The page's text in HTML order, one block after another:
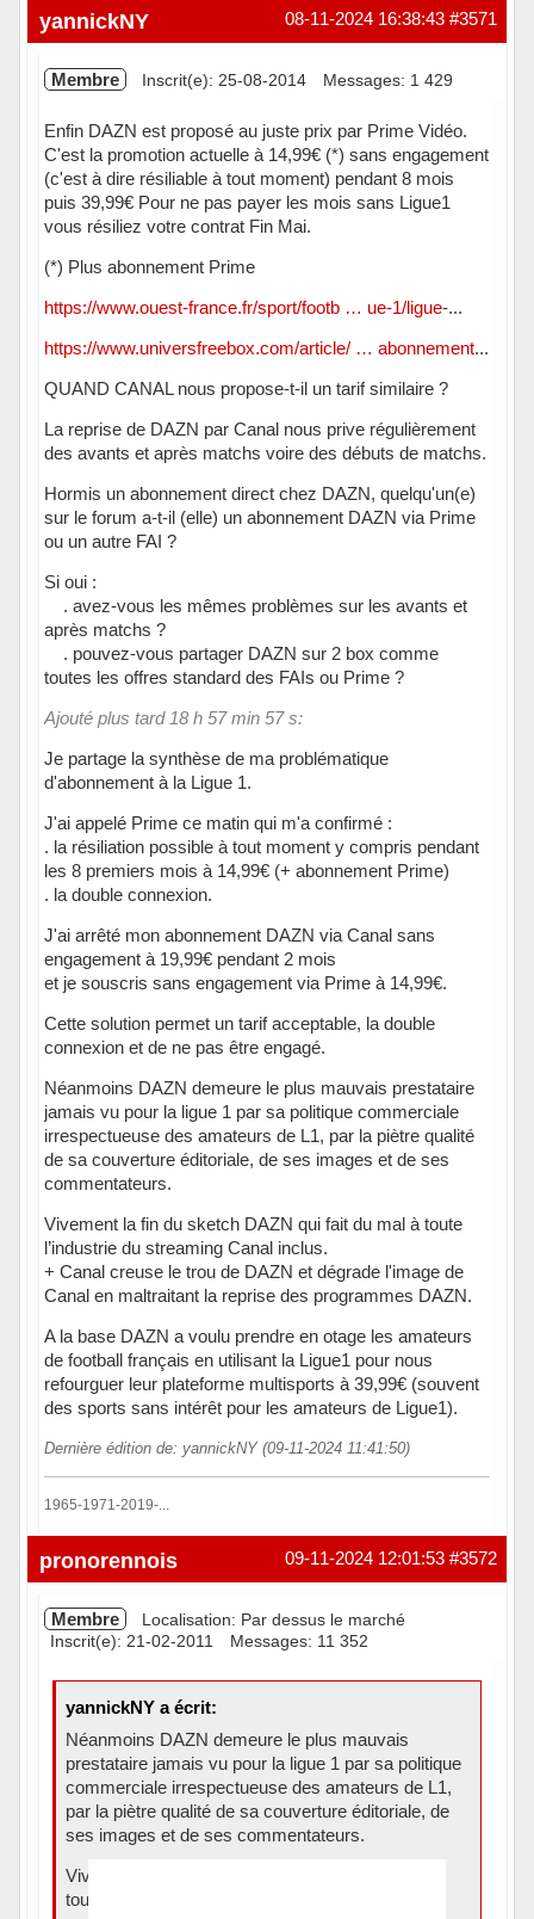
Hors ligne #3571
08-11-2024 16:38:43
yannickNY
Membre Inscrit(e): 25-08-2014 Messages: 1 429
Enfin DAZN est proposé au juste prix par Prime Vidéo.
C'est la promotion actuelle à 14,99€ (*) sans engagement
(c'est à dire résiliable à tout moment) pendant 8 mois
puis 39,99€ Pour ne pas payer les mois sans Ligue1
vous résiliez votre contrat Fin Mai.
(*) Plus abonnement Prime
https://www.ouest-france.fr/sport/footb … ue-1/ligue-...
https://www.universfreebox.com/article/ … abonnement...
QUAND CANAL nous propose-t-il un tarif similaire ?
La reprise de DAZN par Canal nous prive régulièrement
des avants et après matchs voire des débuts de matchs.
Hormis un abonnement direct chez DAZN, quelqu'un(e)
sur le forum a-t-il (elle) un abonnement DAZN via Prime
ou un autre FAI ?
Si oui :
. avez-vous les mêmes problèmes sur les avants et
après matchs ?
. pouvez-vous partager DAZN sur 2 box comme
toutes les offres standard des FAIs ou Prime ?
Ajouté plus tard 18 h 57 min 57 s:
Je partage la synthèse de ma problématique
d'abonnement à la Ligue 1.
J'ai appelé Prime ce matin qui m'a confirmé :
. la résiliation possible à tout moment y compris pendant
les 8 premiers mois à 14,99€ (+ abonnement Prime)
. la double connexion.
J'ai arrêté mon abonnement DAZN via Canal sans
engagement à 19,99€ pendant 2 mois
et je souscris sans engagement via Prime à 14,99€.
Cette solution permet un tarif acceptable, la double
connexion et de ne pas être engagé.
Néanmoins DAZN demeure le plus mauvais prestataire
jamais vu pour la ligue 1 par sa politique commerciale
irrespectueuse des amateurs de L1, par la piètre qualité
de sa couverture éditoriale, de ses images et de ses
commentateurs.
Vivement la fin du sketch DAZN qui fait du mal à toute
l’industrie du streaming Canal inclus.
+ Canal creuse le trou de DAZN et dégrade l'image de
Canal en maltraitant la reprise des programmes DAZN.
A la base DAZN a voulu prendre en otage les amateurs
de football français en utilisant la Ligue1 pour nous
refourguer leur plateforme multisports à 39,99€ (souvent
des sports sans intérêt pour les amateurs de Ligue1).
Dernière édition de: yannickNY (09-11-2024 11:41:50)
1965-1971-2019-...
Hors ligne #3572
09-11-2024 12:01:53
pronorennois
Membre
Localisation: Par dessus le marché
Inscrit(e): 21-02-2011
Messages: 11 352
yannickNY a écrit:
Néanmoins DAZN demeure le plus mauvais
prestataire jamais vu pour la ligue 1 par sa politique
commerciale irrespectueuse des amateurs de L1,
par la piètre qualité de sa couverture éditoriale, de
ses images et de ses commentateurs.
Vivement la fin du sketch DAZN qui fait du mal à
toute l’industrie du streaming Canal inclus.